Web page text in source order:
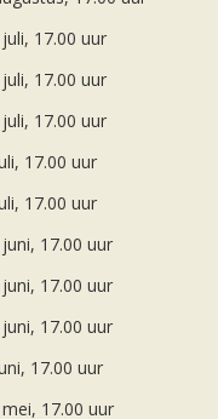
17.00 uur
17.00 uur
17.00 uur
17.00 uur
17.00 uur
17.00 uur
17.00 uur
17.00 uur
17.00 uur
17.00 uur